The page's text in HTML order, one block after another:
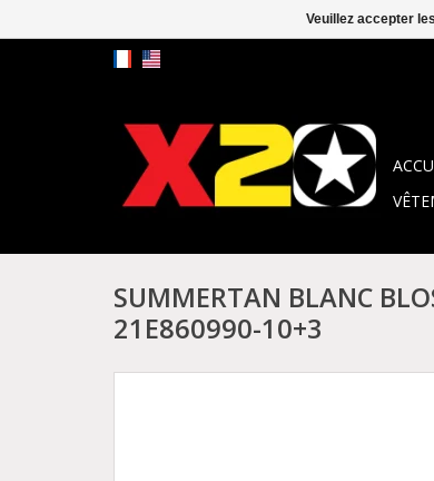
SUMMERTAN BLANC
21E860990-10+3
Veuillez accepter